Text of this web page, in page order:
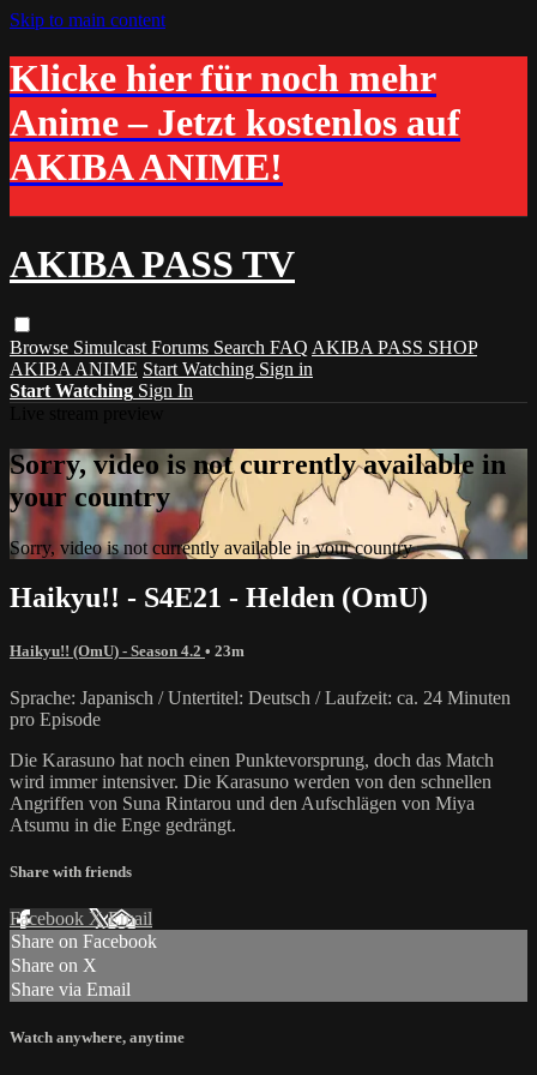
Skip to main content
Klicke hier für noch mehr
Anime – Jetzt kostenlos auf
AKIBA ANIME!
AKIBA PASS TV
Browse Simulcast Forums Search FAQ AKIBA PASS SHOP
AKIBA ANIME Start Watching Sign in
Start Watching Sign In
Sorry, video is not currently available in
your country
Sorry, video is not currently available in your country
Haikyu!! - S4E21 - Helden (OmU)
Haikyu!! (OmU) - Season 4.2 • 23m
Sprache: Japanisch / Untertitel: Deutsch / Laufzeit: ca. 24 Minuten
pro Episode
Die Karasuno hat noch einen Punktevorsprung, doch das Match
wird immer intensiver. Die Karasuno werden von den schnellen
Angriffen von Suna Rintarou und den Aufschlägen von Miya
Atsumu in die Enge gedrängt.
Share with friends
Facebook XEmail
Share on Facebook
Share on X
Share via Email
Watch anywhere, anytime